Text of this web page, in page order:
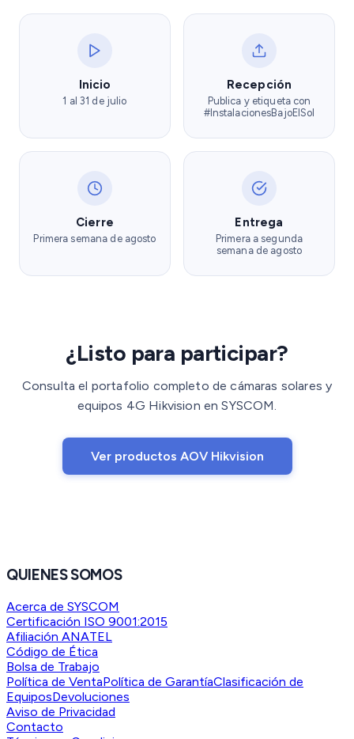
Inicio
1 al 31 de julio
Recepción
Publica y etiqueta con
#InstalacionesBajoElSol
Cierre
Primera semana de agosto
Entrega
Primera a segunda
semana de agosto
¿Listo para participar?
Consulta el portafolio completo de cámaras solares y
equipos 4G Hikvision en SYSCOM.
Ver productos AOV Hikvision
QUIENES SOMOS
Acerca de SYSCOM
Certificación ISO 9001:2015
Afiliación ANATEL
Código de Ética
Bolsa de Trabajo
Política de VentaPolítica de GarantíaClasificación de
EquiposDevoluciones
Aviso de Privacidad
Contacto